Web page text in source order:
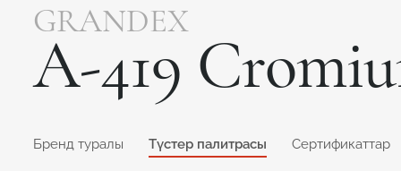
Акрил тасы
GRANDEX
NEOMARM
Caesarstone
Avant Quartz
Ынтымақтастық
Акциялар және жаңалықтар
Нұсқаулықтар
Каталог және презентациялар
Ынтымақтастық
Жаңалықтар
Клиенттерге арналған контент
Online дизайнер
GRANDEX
A-419
Бренд туралы Түстер палитрасы Сертификаттар